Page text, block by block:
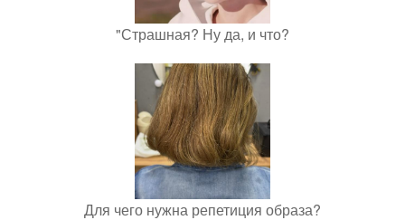
"Страшная? Ну да, и что?
Для чего нужна репетиция образа?